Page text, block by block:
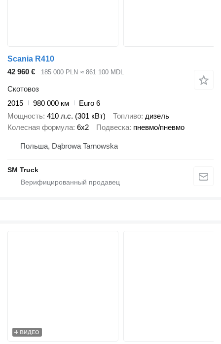
Scania R410
42 960 €
185 000 PLN ≈ 861 100 MDL
Скотовоз
2015
980 000 км
Euro 6
Мощность 410 л.с. (301 кВт) Топливо дизель
Колесная формула 6x2 Подвеска пневмо/пневмо
Польша, Dąbrowa Tarnowska
SM Truck
ВИДЕО